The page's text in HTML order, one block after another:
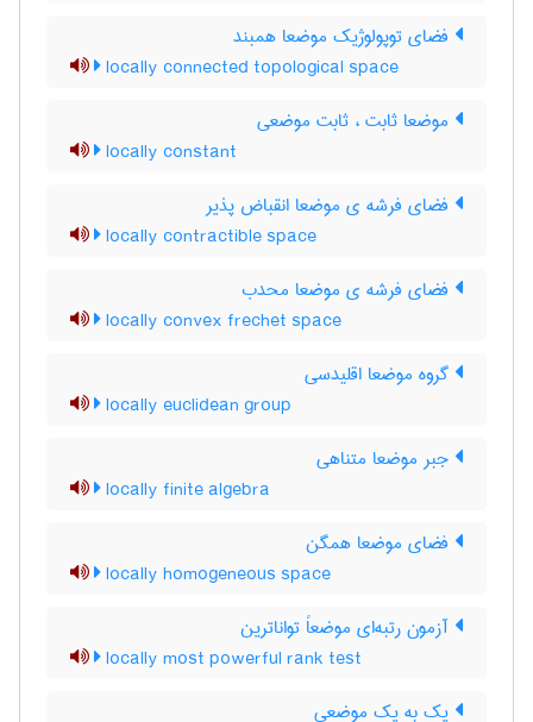
فضای توپولوژیک موضعا همبند
locally connected topological space
موضعا ثابت ، ثابت موضعی
locally constant
فضای فرشه ی موضعا انقباض پذیر
locally contractible space
فضای فرشه ی موضعا محدب
locally convex frechet space
گروه موضعا اقلیدسی
locally euclidean group
جبر موضعا متناهی
locally finite algebra
فضای موضعا همگن
locally homogeneous space
آزمون رتبه‌ای موضعاً تواناترین
locally most powerful rank test
یک به یک موضعی